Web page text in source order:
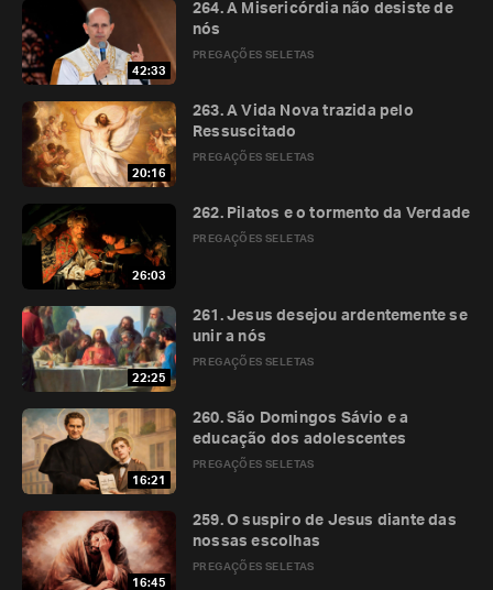
42:33
PREGAÇÕES SELETAS
264. A Misericórdia não desiste de
nós
20:16
PREGAÇÕES SELETAS
263. A Vida Nova trazida pelo
Ressuscitado
26:03
PREGAÇÕES SELETAS
262. Pilatos e o tormento da Verdade
22:25
PREGAÇÕES SELETAS
261. Jesus desejou ardentemente se
unir a nós
16:21
PREGAÇÕES SELETAS
260. São Domingos Sávio e a
educação dos adolescentes
16:45
PREGAÇÕES SELETAS
259. O suspiro de Jesus diante das
nossas escolhas